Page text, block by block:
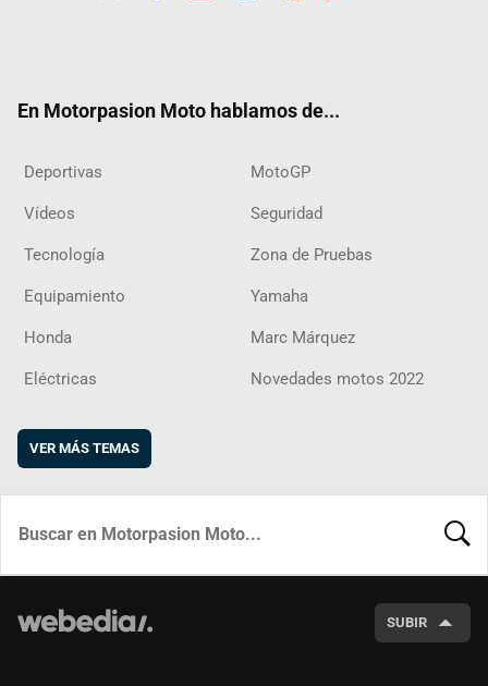
En Motorpasion Moto hablamos de...
Deportivas MotoGP
Vídeos Seguridad
Tecnología Zona de Pruebas
Equipamiento Yamaha
Honda Marc Márquez
Eléctricas Novedades motos 2022
VER MÁS TEMAS
SUBIR